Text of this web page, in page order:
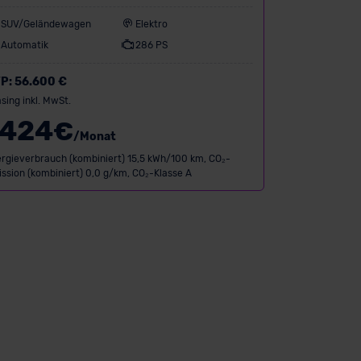
SUV/Geländewagen
Elektro
Automatik
286 PS
56.600 €
inkl. MwSt.
€/Monat
(kombiniert) 15,5 kWh/100 km, CO₂-
(kombiniert) 0,0 g/km, CO₂-Klasse A